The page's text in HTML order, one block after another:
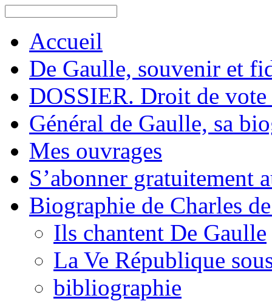
Accueil
De Gaulle, souvenir et
DOSSIER. Droit de vote
Général de Gaulle, sa
Mes ouvrages
S’abonner gratuitement
Biographie de Charles
Ils chantent De Gaulle
La Ve République
bibliographie